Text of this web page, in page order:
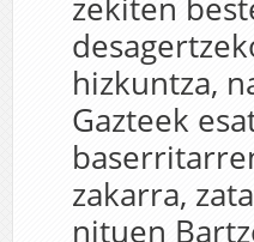
zekiten
hizkuntza,
Gazteek
zakarra,
nituen